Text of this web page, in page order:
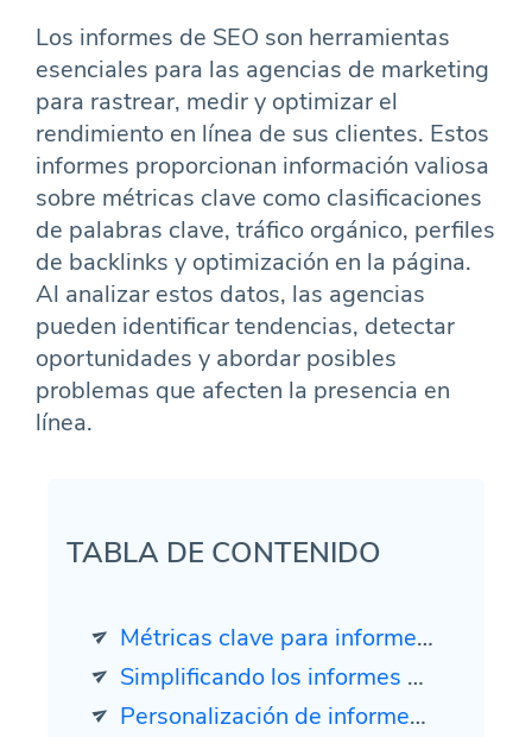
Los informes de SEO son herramientas
esenciales para las agencias de marketing
para rastrear, medir y optimizar el
rendimiento en línea de sus clientes. Estos
informes proporcionan información valiosa
sobre métricas clave como clasificaciones
de palabras clave, tráfico orgánico, perfiles
de backlinks y optimización en la página.
Al analizar estos datos, las agencias
pueden identificar tendencias, detectar
oportunidades y abordar posibles
problemas que afecten la presencia en
línea.
TABLA DE CONTENIDO
Métricas clave para informes de SEO inclusivos
Simplificando los informes de SEO con herramientas automatizadas
Personalización de informes de SEO para diferentes necesidades de los clientes